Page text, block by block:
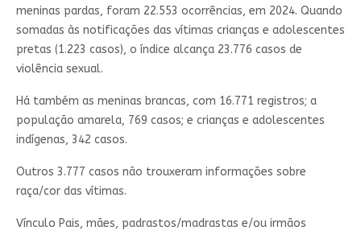
meninas pardas, foram 22.553 ocorrências, em 2024. Quando
somadas às notificações das vítimas crianças e adolescentes
pretas (1.223 casos), o índice alcança 23.776 casos de
violência sexual.
Há também as meninas brancas, com 16.771 registros; a
população amarela, 769 casos; e crianças e adolescentes
indígenas, 342 casos.
Outros 3.777 casos não trouxeram informações sobre
raça/cor das vítimas.
Vínculo Pais, mães, padrastos/madrastas e/ou irmãos